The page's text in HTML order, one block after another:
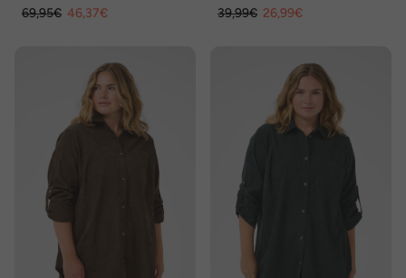
69,95€ 46,37€ 39,99€ 26,99€